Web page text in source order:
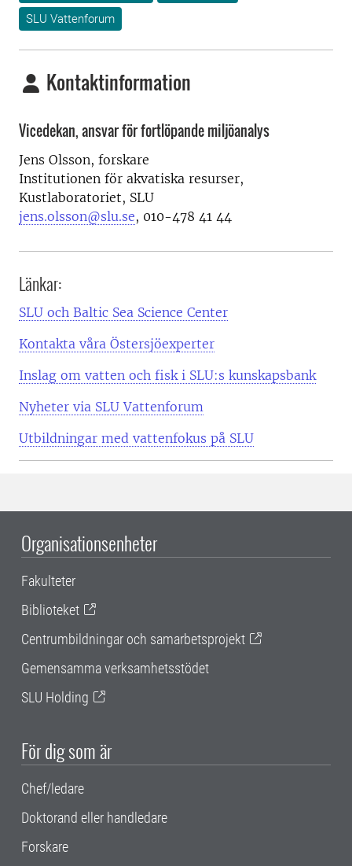
SLU Vattenforum
Kontaktinformation
Vicedekan, ansvar för fortlöpande miljöanalys
Jens Olsson, forskare
Institutionen för akvatiska resurser,
Kustlaboratoriet, SLU
jens.olsson@slu.se, 010-478 41 44
Länkar:
SLU och Baltic Sea Science Center
Kontakta våra Östersjöexperter
Inslag om vatten och fisk i SLU:s kunskapsbank
Nyheter via SLU Vattenforum
Utbildningar med vattenfokus på SLU
Organisationsenheter
Fakulteter
Biblioteket
Centrumbildningar och samarbetsprojekt
Gemensamma verksamhetsstödet
SLU Holding
För dig som är
Chef/ledare
Doktorand eller handledare
Forskare